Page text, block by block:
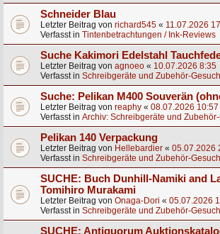
Schneider Blau
Letzter Beitrag von richard545 « 11.07.2026
Verfasst in Tintenbetrachtungen / Ink-Reviews
Suche Kakimori Edelstahl
Letzter Beitrag von agnoeo « 10.07.2026 8:35
Verfasst in Schreibgeräte und Zubehör-
Suche: Pelikan M400 Souverän
Letzter Beitrag von reaphy « 08.07.2026 10:57
Verfasst in Archiv: Schreibgeräte und
Pelikan 140 Verpackung
Letzter Beitrag von Hellebardier « 05.07.2026
Verfasst in Schreibgeräte und Zubehör-
SUCHE: Buch Dunhill-Namiki and
Tomihiro Murakami
Letzter Beitrag von Onaga-Dori « 05.07.2026
Verfasst in Schreibgeräte und Zubehör-
SUCHE: Antiquorum